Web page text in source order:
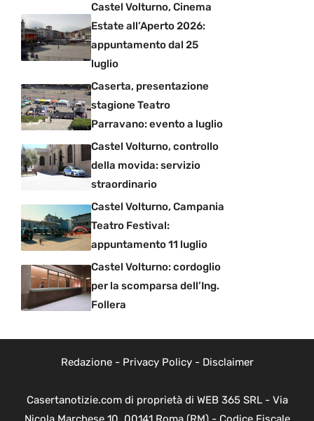
Castel Volturno, Cinema
Estate all’Aperto 2026:
appuntamento dal 25
luglio
Caserta, presentazione
stagione Teatro
Parravano: evento a luglio
Castel Volturno, controllo
della movida: servizio
straordinario
Castel Volturno, Campania
Teatro Festival:
appuntamento 11 luglio
Castel Volturno: cordoglio
per la scomparsa dell’Ing.
Follera
Redazione- Privacy Policy- Disclaimer
Casertanotizie.com di proprietà di WEB 365 SRL - Via